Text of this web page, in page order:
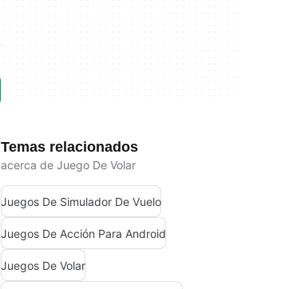
Temas relacionados
acerca de Juego De Volar
Juegos De Simulador De Vuelo
Juegos De Acción Para Android
Juegos De Volar